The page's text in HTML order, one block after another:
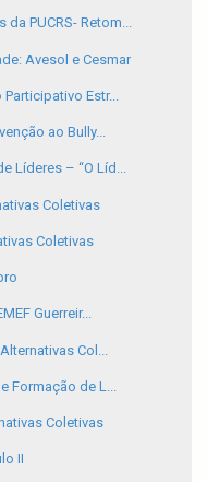
PUCRS- Retom...
Avesol e Cesmar
Estr...
ao Bully...
Líderes – “O Líd...
Coletivas
Coletivas
Guerreir...
Col...
Formação de L...
Coletivas
II